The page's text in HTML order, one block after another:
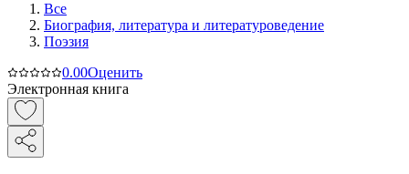
Все
Биография, литература и литературоведение
Поэзия
0.00Оценить
Электронная книга